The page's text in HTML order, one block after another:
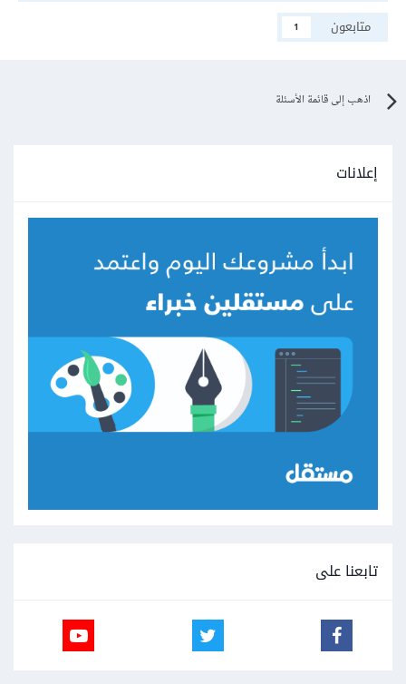
متابعون
1
اذهب إلى قائمة الأسئلة
إعلانات
تابعنا على